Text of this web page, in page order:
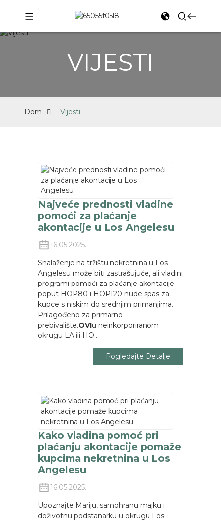
VIJESTI
Dom Vijesti
Najveće prednosti vladine
pomoći za plaćanje
akontacije u Los Angelesu
16.05.2025.
Snalaženje na tržištu nekretnina u Los
Angelesu može biti zastrašujuće, ali vladini
programi pomoći za plaćanje akontacije
poput HOP80 i HOP120 nude spas za
kupce s niskim do srednjim primanjima.
Prilagođeno za primarno
prebivalište.OVIu neinkorporiranom
okrugu LA ili HO...
Pogledajte Detalje
Kako vladina pomoć pri
plaćanju akontacije pomaže
kupcima nekretnina u Los
Angelesu
16.05.2025.
Upoznajte Mariju, samohranu majku i
doživotnu podstanarku u okrugu Los